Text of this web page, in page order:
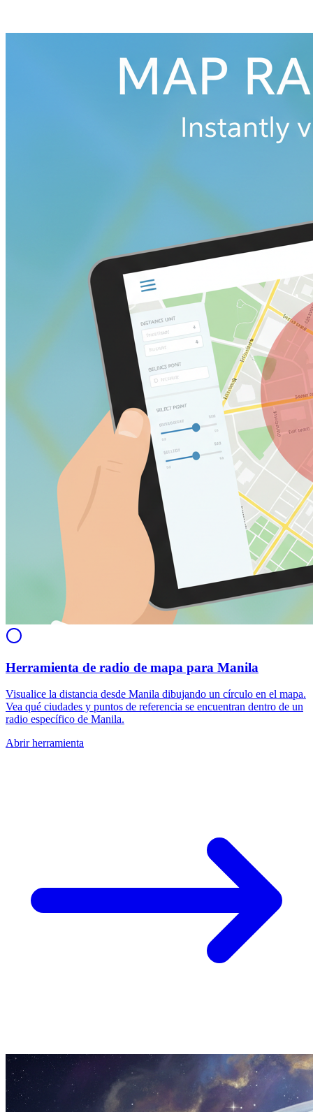
Herramienta de radio de mapa para Manila
Visualice la distancia desde Manila dibujando un círculo en el mapa.
Vea qué ciudades y puntos de referencia se encuentran dentro de un
radio específico de Manila.
Abrir herramienta